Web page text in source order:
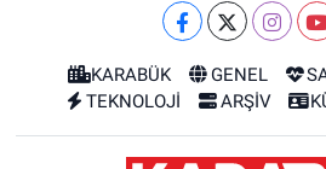
KARABÜK GENEL
TEKNOLOJİ
ARŞİV